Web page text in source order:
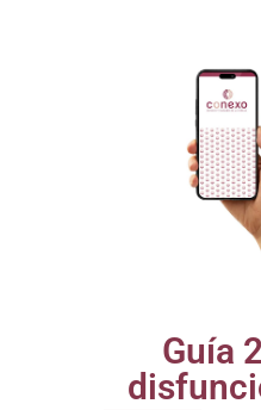
Guía